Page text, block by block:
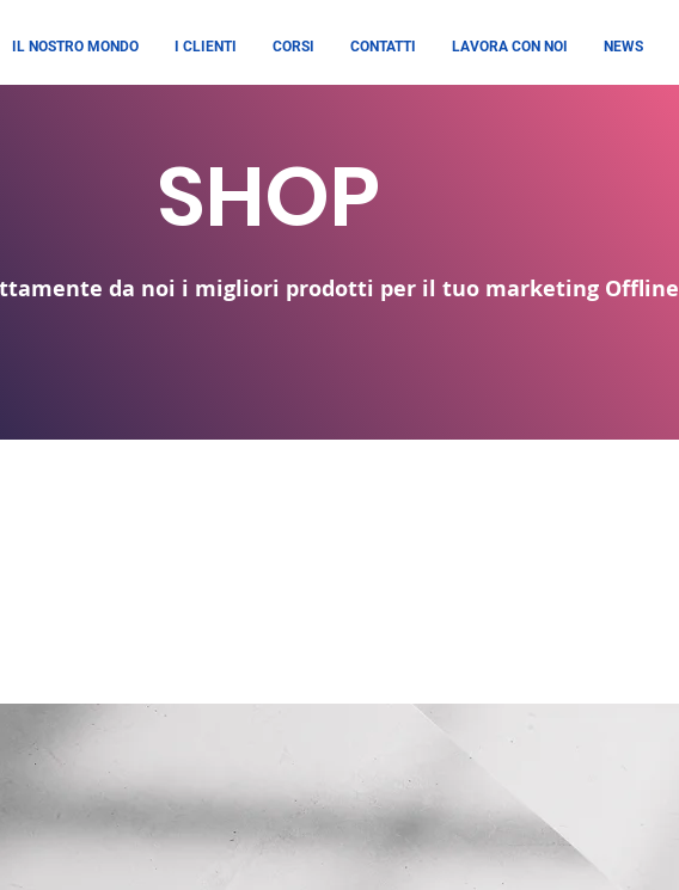
IL NOSTRO MONDO I CLIENTI CORSI CONTATTI LAVORA CON NOI NEWS
SHOP
da noi i migliori prodotti per il tuo marketing Offline